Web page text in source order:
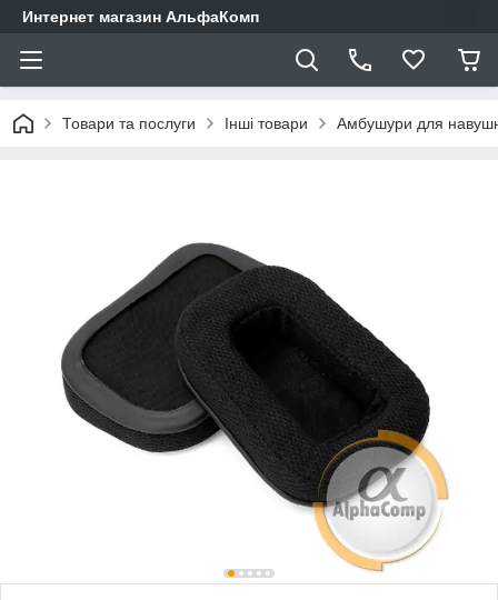
Интернет магазин АльфаКомп
Товари та послуги Інші товари Амбушури для